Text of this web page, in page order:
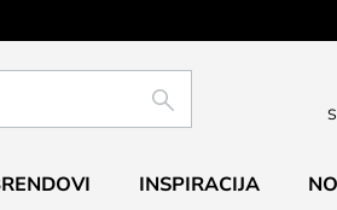
TRAŽI
INSPIRACIJA